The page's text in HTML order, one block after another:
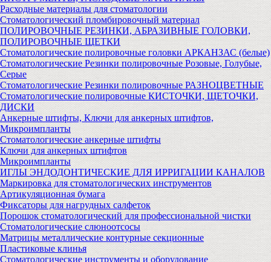
Расходные материалы для стоматологии
Стоматологический пломбировочный материал
ПОЛИРОВОЧНЫЕ РЕЗИНКИ, АБРАЗИВНЫЕ ГОЛОВКИ,
ПОЛИРОВОЧНЫЕ ЩЕТКИ
Стоматологические полировочные головки АРКАНЗАС (белые)
Стоматологические Резинки полировочные Розовые, Голубые,
Серые
Стоматологические Резинки полировочные РАЗНОЦВЕТНЫЕ
Стоматологические полировочные КИСТОЧКИ, ЩЕТОЧКИ,
ДИСКИ
Анкерные штифты, Ключи для анкерных штифтов,
Микроимпланты
Стоматологические анкерные штифты
Ключи для анкерных штифтов
Микроимпланты
ИГЛЫ ЭНДОДОНТИЧЕСКИЕ ДЛЯ ИРРИГАЦИИ КАНАЛОВ
Маркировка для стоматологических инструментов
Артикуляционная бумага
Фиксаторы для нагрудных салфеток
Порошок стоматологический для профессиональной чистки
Стоматологические слюноотсосы
Матрицы металлические контурные секционные
Пластиковые клинья
Стоматологические инструменты и оборудование